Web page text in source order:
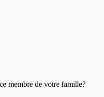
membre de votre famille?